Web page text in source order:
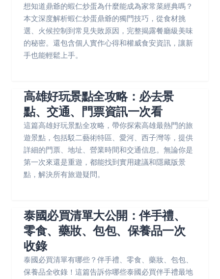
想知道鼎爺的蝦仁炒蛋為什麼能成為家常菜經典嗎？
本文深度解析蝦仁炒蛋鼎爺的獨門技巧，從食材挑
選、火候控制到常見失敗原因，完整揭露餐廳級美味
的秘密。還包含個人實作心得和權威食安資訊，讓新
手也能輕鬆上手。
高雄好玩景點全攻略：必去景
點、交通、門票資訊一次看
這篇高雄好玩景點全攻略，帶你探索高雄最熱門的旅
遊景點，包括駁二藝術特區、愛河、西子灣等，提供
詳細的門票、地址、營業時間和交通信息。無論你是
第一次來還是重遊，都能找到實用建議和隱藏版景
點，解決所有旅遊疑問。
泰國必買清單大公開：伴手禮、
零食、藥妝、包包、保養品一次
收錄
泰國必買清單有哪些？伴手禮、零食、藥妝、包包、
保養品全收錄！這篇告訴你哪些泰國必買伴手禮最地